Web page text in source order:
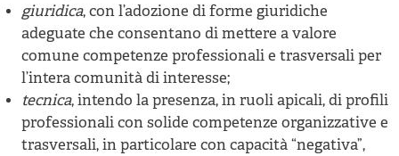
giuridica, con l’adozione di forme giuridiche
adeguate che consentano di mettere a valore
comune competenze professionali e trasversali per
l’intera comunità di interesse;
tecnica, intendo la presenza, in ruoli apicali, di profili
professionali con solide competenze organizzative e
trasversali, in particolare con capacità “negativa”,